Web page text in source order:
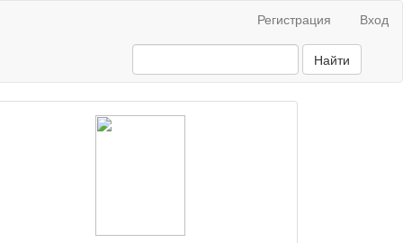
Регистрация Вход
Найти